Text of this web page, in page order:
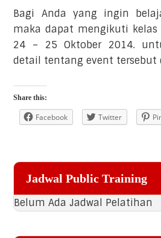
Bagi Anda yang ingin
maka dapat mengikuti kelas
24 – 25 Oktober 2014.
detail tentang event tersebut
Share this:
Facebook Twitter
Primary
Sidebar
Jadwal Public Training
Belum Ada Jadwal Pelatihan